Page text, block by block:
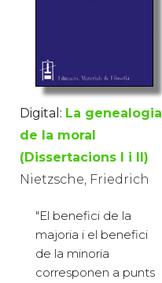
Digital: La genealogia
de la moral
(Dissertacions I i II)
Nietzsche, Friedrich
"El benefici de la
majoria i el benefici
de la minoria
corresponen a punts